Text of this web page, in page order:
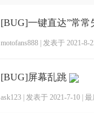
[BUG]一键直达”常常
motofans888 发表于 2021-8-
[BUG]屏幕乱跳
ask123 发表于 2021-7-10 最